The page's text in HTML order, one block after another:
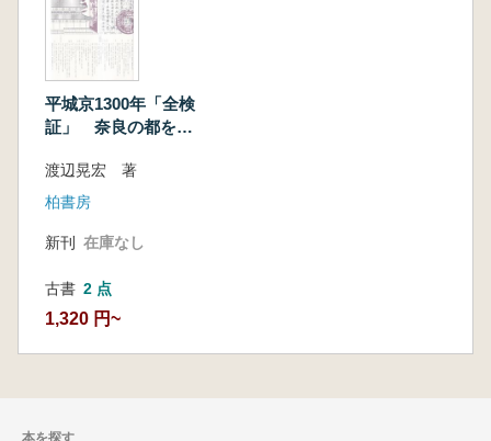
平城京1300年「全検
証」 奈良の都を木
渡辺晃宏 著
柏書房
新刊 在庫なし
古書 2 点
1,320 円~
本を探す